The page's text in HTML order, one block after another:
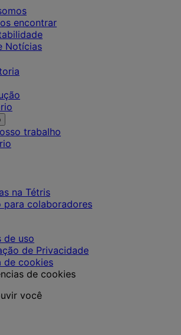
encontrar
Notícias
trabalho
na Tétris
para colaboradores
de uso
de Privacidade
de cookies
de cookies
você